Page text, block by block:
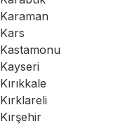
Karaman
Kars
Kastamonu
Kayseri
Kırıkkale
Kırklareli
Kırşehir